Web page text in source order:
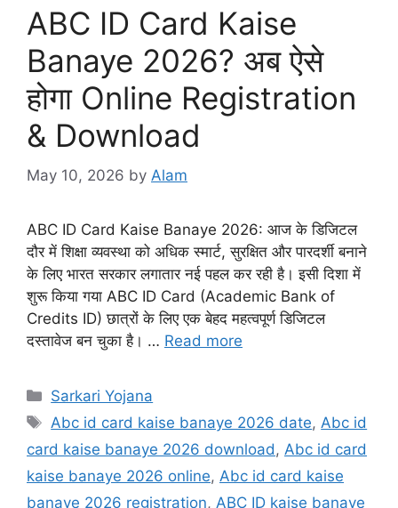
ABC ID Card Kaise
Banaye 2026? अब ऐसे
होगा Online Registration
& Download
May 10, 2026 by Alam
ABC ID Card Kaise Banaye 2026: आज के डिजिटल
दौर में शिक्षा व्यवस्था को अधिक स्मार्ट, सुरक्षित और पारदर्शी बनाने
के लिए भारत सरकार लगातार नई पहल कर रही है। इसी दिशा में
शुरू किया गया ABC ID Card (Academic Bank of
Credits ID) छात्रों के लिए एक बेहद महत्वपूर्ण डिजिटल
दस्तावेज बन चुका है। … Read more
Sarkari Yojana
Abc id card kaise banaye 2026 date, Abc id
card kaise banaye 2026 download , Abc id card
kaise banaye 2026 online, Abc id card kaise
banaye 2026 registration, ABC ID kaise banaye